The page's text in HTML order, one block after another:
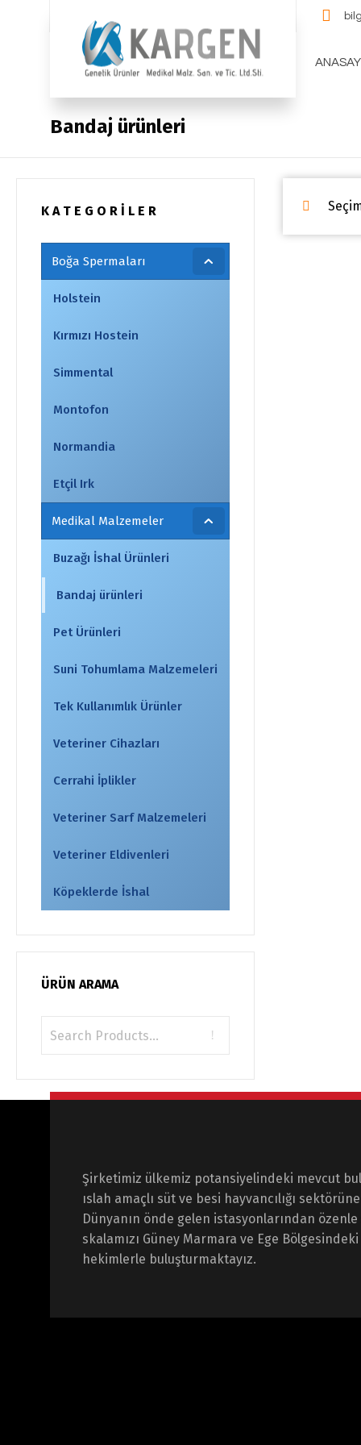
Bandaj ürünleri
K A T E G O R İ L E R
Boğa Spermaları
Holstein
Kırmızı Hostein
Simmental
Montofon
Normandia
Etçil Irk
Medikal Malzemeler
Buzağı İshal Ürünleri
Bandaj ürünleri
Pet Ürünleri
Suni Tohumlama Malzemeleri
Tek Kullanımlık Ürünler
Veteriner Cihazları
Cerrahi İplikler
Veteriner Sarf Malzemeleri
Veteriner Eldivenleri
Köpeklerde İshal
ÜRÜN ARAMA
Şirketimiz ülkemiz potansiyelindeki mevcut
ıslah amaçlı süt ve besi hayvancılığı
Dünyanın önde gelen istasyonlarından özenle
skalamızı Güney Marmara ve Ege
hekimlerle buluşturmaktayız.